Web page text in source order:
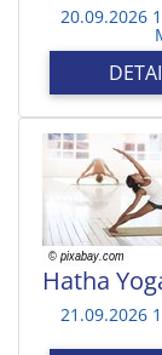
20.09.2026
Hatha
21.09.2026